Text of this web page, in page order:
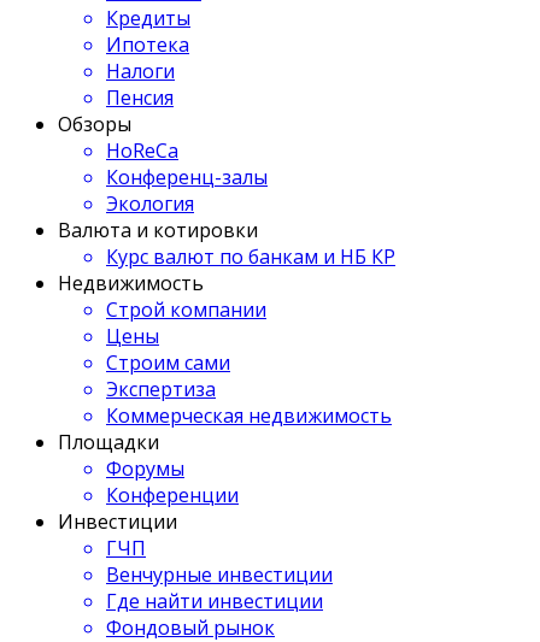
Кредиты
Ипотека
Налоги
Пенсия
Обзоры
HoReCa
Конференц-залы
Экология
Валюта и котировки
Курс валют по банкам и НБ КР
Недвижимость
Строй компании
Цены
Строим сами
Экспертиза
Коммерческая недвижимость
Площадки
Форумы
Конференции
Инвестиции
ГЧП
Венчурные инвестиции
Где найти инвестиции
Фондовый рынок